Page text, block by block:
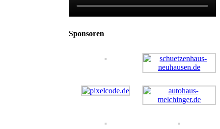
Sponsoren